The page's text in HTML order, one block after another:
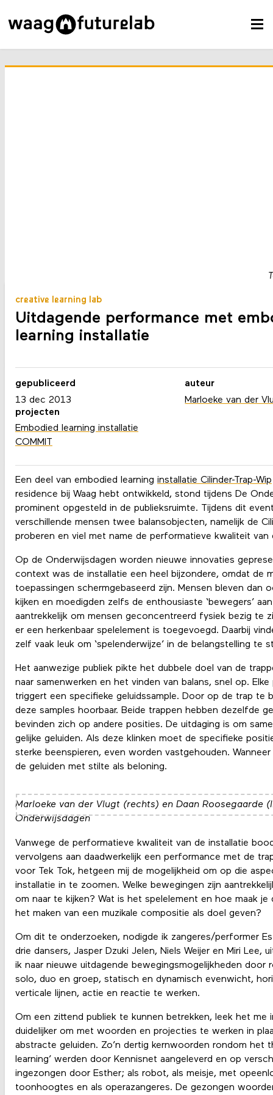
creative learning lab
Uitdagende performance met
learning installatie
Een deel van embodied learning installatie Cilinder-Trap-Wip
residence bij Waag hebt ontwikkeld, stond tijdens De
prominent opgesteld in de publieksruimte. Tijdens dit
verschillende mensen twee balansobjecten, namelijk de
proberen en viel met name de performatieve kwaliteit
Op de Onderwijsdagen worden nieuwe innovaties
context was de installatie een heel bijzondere, omdat de
toepassingen schermgebaseerd zijn. Mensen bleven dan
kijken en moedigden zelfs de enthousiaste ‘bewegers’
aantrekkelijk om mensen geconcentreerd fysiek bezig te
er een herkenbaar spelelement is toegevoegd. Daarbij
zelf vaak leuk om ‘spelenderwijze’ in de belangstelling te
Het aanwezige publiek pikte het dubbele doel van de
naar samenwerken en het vinden van balans, snel op.
triggert een specifieke geluidssample. Door op de trap te
deze samples hoorbaar. Beide trappen hebben dezelfde
bevinden zich op andere posities. De uitdaging is om
gelijke geluiden. Als deze klinken moet de specifieke
sterke beenspieren, even worden vastgehouden.
de geluiden met stilte als beloning.
Marloeke van der Vlugt (rechts) en Daan Roosegaarde
Onderwijsdagen
Vanwege de performatieve kwaliteit van de installatie
vervolgens aan daadwerkelijk een performance met de
voor Tek Tok, hetgeen mij de mogelijkheid om op die
installatie in te zoomen. Welke bewegingen zijn
om naar te kijken? Wat is het spelelement en hoe maak je
het maken van een muzikale compositie als doel geven?
Om dit te onderzoeken, nodigde ik zangeres/performer
drie dansers, Jasper Dzuki Jelen, Niels Weijer en Miri Lee,
ik naar nieuwe uitdagende bewegingsmogelijkheden door
solo, duo en groep, statisch en dynamisch evenwicht,
verticale lijnen, actie en reactie te werken.
Om een zittend publiek te kunnen betrekken, leek het me
duidelijker om met woorden en projecties te werken in
abstracte geluiden. Zo’n dertig kernwoorden rondom het
learning’ werden door Kennisnet aangeleverd en op
ingezongen door Esther; als robot, als meisje, met
toonhoogtes en als operazangeres. De gezongen
gepubliceerd
13 dec 2013
auteur
Marloeke van der
projecten
Embodied learning installatie
COMMIT